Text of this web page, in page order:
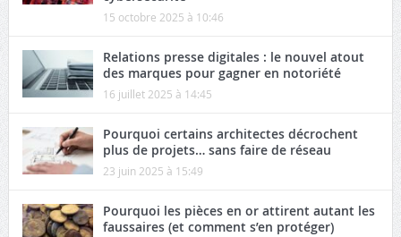
15 octobre 2025 à 10:46
Relations presse digitales : le nouvel atout
des marques pour gagner en notoriété
16 juillet 2025 à 14:45
Pourquoi certains architectes décrochent
plus de projets… sans faire de réseau
23 juin 2025 à 15:49
Pourquoi les pièces en or attirent autant les
faussaires (et comment s’en protéger)